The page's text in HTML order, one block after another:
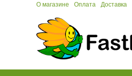
О магазине Оплата Доставка